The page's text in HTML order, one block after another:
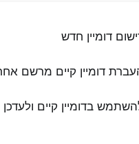
דומיין חדש
דומיין קיים מרשם
בדומיין קיים